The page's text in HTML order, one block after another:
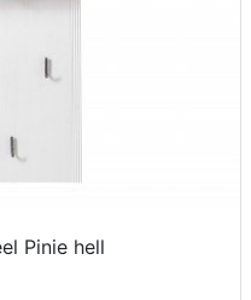
Pinie hell